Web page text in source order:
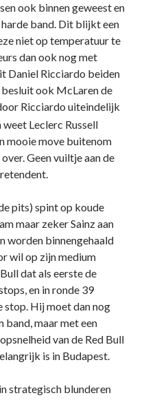
ook binnen geweest en
band. Dit blijkt een
niet op temperatuur te
dan ook nog met
Daniel Ricciardo beiden
besluit ook McLaren de
Ricciardo uiteindelijk
Leclerc Russell
mooie move buitenom
Geen vuiltje aan de
pits) spint op koude
maar zeker Sainz aan
worden binnengehaald
wil op zijn medium
dat als eerste de
en in ronde 39
stop. Hij moet dan nog
band, maar met een
van de Red Bull
is in Budapest.
strategisch blunderen